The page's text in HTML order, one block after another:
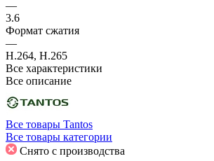
—
3.6
Формат сжатия
—
H.264, H.265
Все характеристики
Все описание
Все товары Tantos
Все товары категории
Снято с производства